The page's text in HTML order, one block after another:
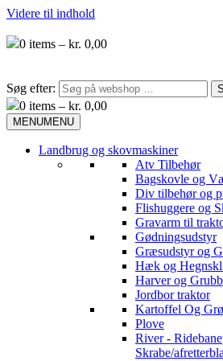
Videre til indhold
0 items – kr. 0,00
Søg efter:
0 items – kr. 0,00
MENUMENU
Landbrug og skovmaskiner
Atv Tilbehør
Bagskovle og
Div tilbehør og
Flishuggere og
Gravarm til
Gødningsudstyr
Græsudstyr og
Hæk og
Harver og
Jordbor traktor
Kartoffel Og
Plove
River -
Skrabe/